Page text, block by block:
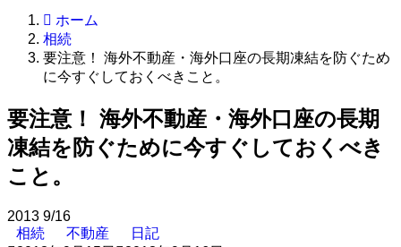
ホーム
相続
要注意！ 海外不動産・海外口座の長期凍結を防ぐため
に今すぐしておくべきこと。
要注意！ 海外不動産・海外口座の長期
凍結を防ぐために今すぐしておくべき
こと。
2013 9/16
相続
不動産
日記